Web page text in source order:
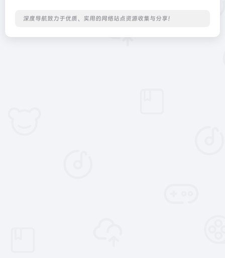
深度导航致力于优质、实用的网络站点资源收集与分享！